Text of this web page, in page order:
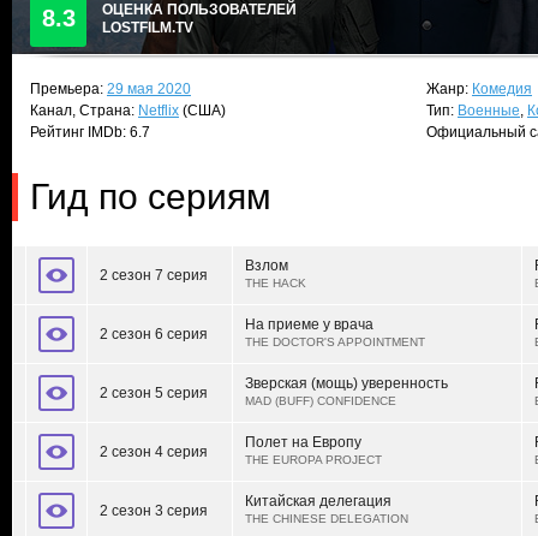
8.3
ОЦЕНКА ПОЛЬЗОВАТЕЛЕЙ
LOSTFILM.TV
Премьера: 29 мая 2020
Канал, Страна: Netflix (США)
Рейтинг IMDb: 6.7
Жанр: Комедия
Тип: Военные,
Официальный
Гид по сериям
2 сезон 7 серия
Взлом
THE HACK
2 сезон 6 серия
На приеме у врача
THE DOCTOR'S APPOINTMENT
2 сезон 5 серия
Зверская (мощь) уверенность
MAD (BUFF) CONFIDENCE
2 сезон 4 серия
Полет на Европу
THE EUROPA PROJECT
2 сезон 3 серия
Китайская делегация
THE CHINESE DELEGATION